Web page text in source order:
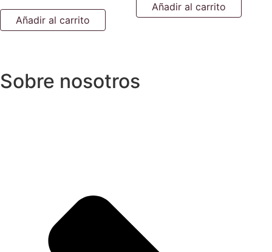
Añadir al carrito
Añadir al carrito
Sobre nosotros